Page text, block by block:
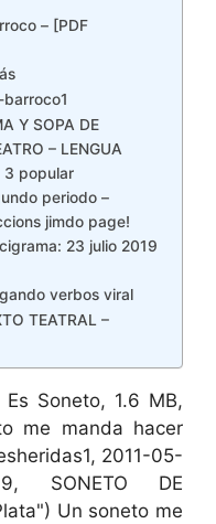
– [PDF
Y SOPA DE
– LENGUA
3 popular
periodo –
jimdo page!
23 julio 2019
verbos viral
TEATRAL –
Soneto, 1.6 MB,
me manda hacer
2011-05-
SONETO DE
Un soneto me